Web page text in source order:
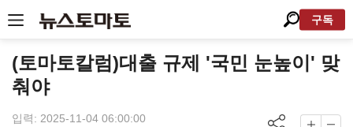
구독
(토마토칼럼)대출 규제 '국민 눈높이' 맞
춰야
입력: 2025-11-04 06:00:00